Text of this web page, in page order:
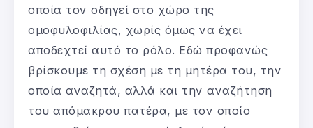
οποία τον οδηγεί στο χώρο της
ομοφυλοφιλίας, χωρίς όμως να έχει
αποδεχτεί αυτό το ρόλο. Εδώ προφανώς
βρίσκουμε τη σχέση με τη μητέρα του, την
οποία αναζητά, αλλά και την αναζήτηση
του απόμακρου πατέρα, με τον οποίο